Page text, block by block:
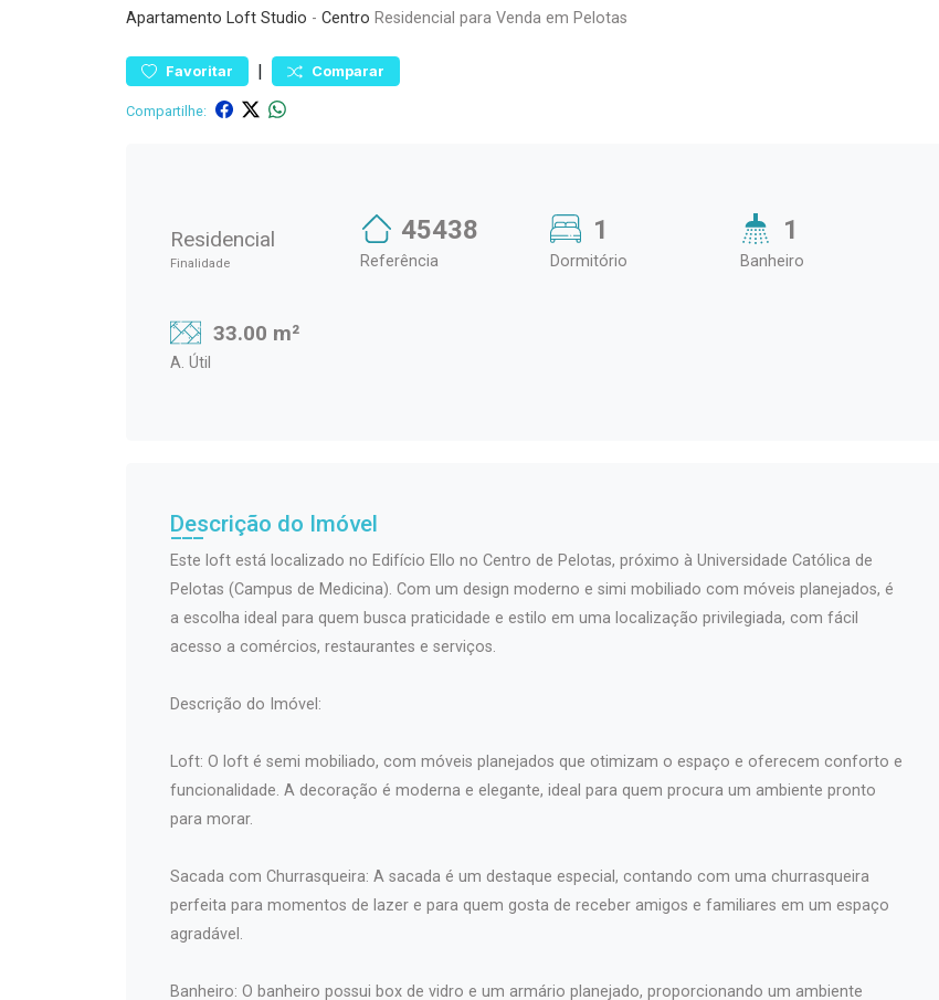
Apartamento Loft Studio - Centro Residencial para Venda em Pelotas
Favoritar | Comparar
Compartilhe:
Residencial
Finalidade
45438
Referência
1
Dormitório
1
Banheiro
33.00 m²
A. Útil
Descrição do Imóvel
Este loft está localizado no Edifício Ello no Centro de Pelotas, próximo à Universidade Católica de
Pelotas (Campus de Medicina). Com um design moderno e simi mobiliado com móveis planejados, é
a escolha ideal para quem busca praticidade e estilo em uma localização privilegiada, com fácil
acesso a comércios, restaurantes e serviços.
Descrição do Imóvel:
Loft: O loft é semi mobiliado, com móveis planejados que otimizam o espaço e oferecem conforto e
funcionalidade. A decoração é moderna e elegante, ideal para quem procura um ambiente pronto
para morar.
Sacada com Churrasqueira: A sacada é um destaque especial, contando com uma churrasqueira
perfeita para momentos de lazer e para quem gosta de receber amigos e familiares em um espaço
agradável.
Banheiro: O banheiro possui box de vidro e um armário planejado, proporcionando um ambiente